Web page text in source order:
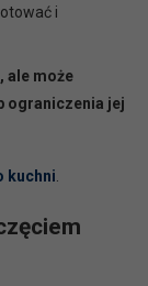
i
ale może
ograniczenia jej
kuchni